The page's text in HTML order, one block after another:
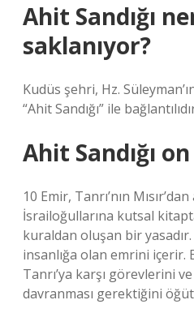
Ahit Sandığı
saklanıyor?
Kudüs şehri, Hz.
“Ahit Sandığı” ile
Ahit Sandığı
10 Emir, Tanrı’nın
İsrailoğullarına kutsal
kuraldan oluşan bir yasadır.
insanlığa olan emrini içerir.
Tanrı’ya karşı görevlerini
davranması gerektiğini